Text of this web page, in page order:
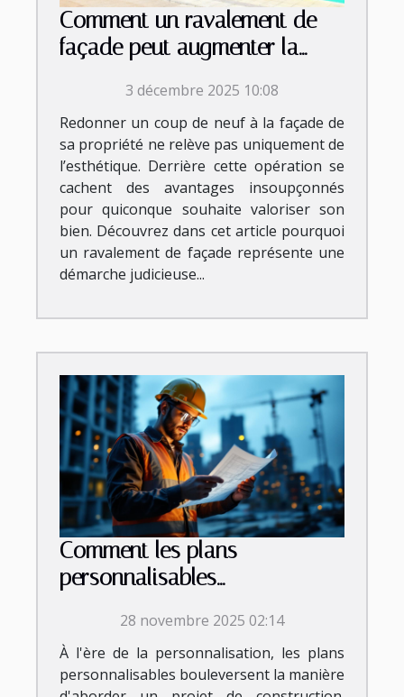
Comment un ravalement de
façade peut augmenter la
3 décembre 2025 10:08
Redonner un coup de neuf à la façade de
sa propriété ne relève pas uniquement de
l’esthétique. Derrière cette opération se
cachent des avantages insoupçonnés
pour quiconque souhaite valoriser son
bien. Découvrez dans cet article pourquoi
un ravalement de façade représente une
démarche judicieuse...
Comment les plans
personnalisables
de construction ?
28 novembre 2025 02:14
À l'ère de la personnalisation, les plans
personnalisables bouleversent la manière